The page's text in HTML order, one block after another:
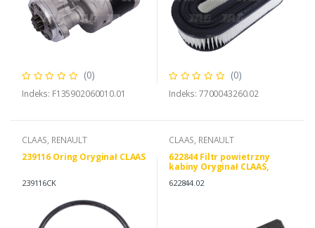
(0)
Indeks: F135902060010.01
(0)
Indeks: 7700043260.02
CLAAS, RENAULT
239116 Oring Oryginał CLAAS
239116CK
CLAAS, RENAULT
622844 Filtr powietrzny
kabiny Oryginał CLAAS,
622844.02